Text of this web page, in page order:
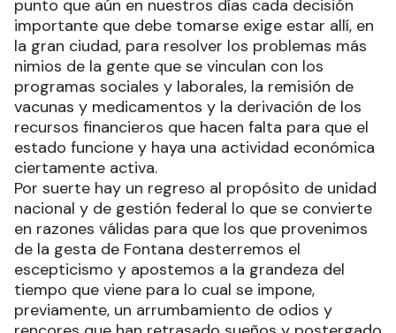
punto que aún en nuestros días cada decisión
importante que debe tomarse exige estar allí, en
la gran ciudad, para resolver los problemas más
nimios de la gente que se vinculan con los
programas sociales y laborales, la remisión de
vacunas y medicamentos y la derivación de los
recursos financieros que hacen falta para que el
estado funcione y haya una actividad económica
ciertamente activa.
Por suerte hay un regreso al propósito de unidad
nacional y de gestión federal lo que se convierte
en razones válidas para que los que provenimos
de la gesta de Fontana desterremos el
escepticismo y apostemos a la grandeza del
tiempo que viene para lo cual se impone,
previamente, un arrumbamiento de odios y